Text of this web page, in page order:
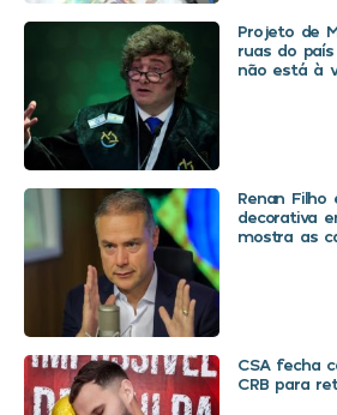
Projeto de
ruas do
não está à
Renan Filho
decorativa
mostra as
CSA fecha
CRB para